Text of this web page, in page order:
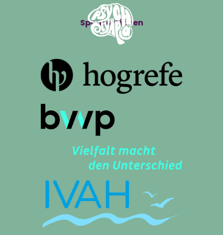
Sponsor*innen